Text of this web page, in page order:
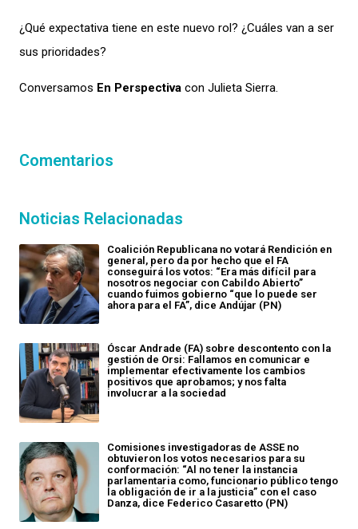
¿Qué expectativa tiene en este nuevo rol? ¿Cuáles van a ser
sus prioridades?
Conversamos En Perspectiva con Julieta Sierra.
Comentarios
Noticias Relacionadas
Coalición Republicana no votará Rendición en
general, pero da por hecho que el FA
conseguirá los votos: “Era más difícil para
nosotros negociar con Cabildo Abierto”
cuando fuimos gobierno “que lo puede ser
ahora para el FA”, dice Andújar (PN)
Óscar Andrade (FA) sobre descontento con la
gestión de Orsi: Fallamos en comunicar e
implementar efectivamente los cambios
positivos que aprobamos; y nos falta
involucrar a la sociedad
Comisiones investigadoras de ASSE no
obtuvieron los votos necesarios para su
conformación: “Al no tener la instancia
parlamentaria como, funcionario público tengo
la obligación de ir a la justicia” con el caso
Danza, dice Federico Casaretto (PN)